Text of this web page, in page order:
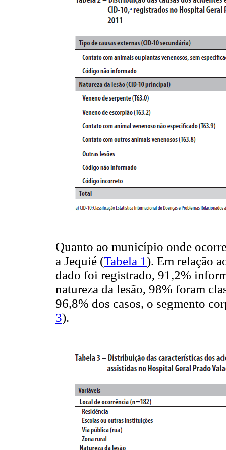
Quanto ao município onde
a Jequié (Tabela 1). Em relação
dado foi registrado, 91,2%
natureza da lesão, 98% foram
96,8% dos casos, o segmento
3).